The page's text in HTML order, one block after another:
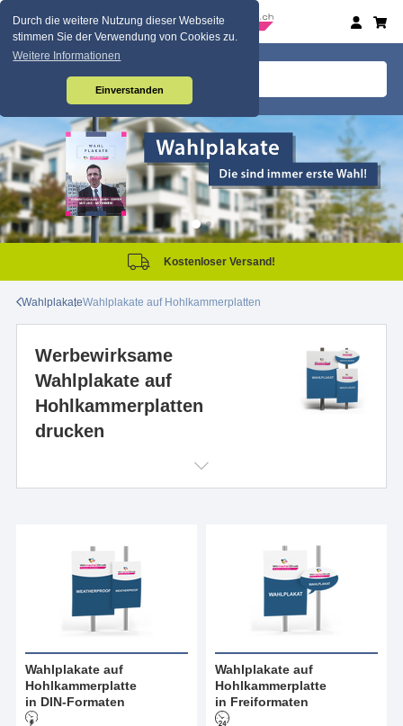
Durch die weitere Nutzung dieser Webseite
stimmen Sie der Verwendung von Cookies zu.
Weitere Informationen
Einverstanden
Kostenloser Versand!
WahlplakateWahlplakate auf Hohlkammerplatten
Werbewirksame
Wahlplakate auf
Hohlkammerplatten
drucken
Wahlplakate auf
Hohlkammerplatte
in DIN-Formaten
Wahlplakate auf
Hohlkammerplatte
in Freiformaten